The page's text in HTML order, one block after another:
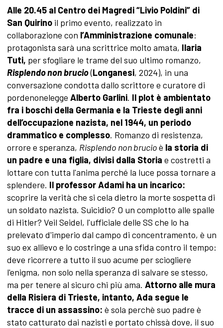
Alle 20.45 al Centro dei Magredi “Livio Poldini” di
San Quirino il primo evento, realizzato in
collaborazione con l’Amministrazione comunale:
protagonista sarà una scrittrice molto amata, Ilaria
Tuti, per sfogliare le trame del suo ultimo romanzo,
Risplendo non brucio(Longanesi, 2024), in una
conversazione condotta dallo scrittore e curatore di
pordenonelegge Alberto Garlini. Il plot è ambientato
fra i boschi della Germania e la Trieste degli anni
dell’occupazione nazista, nel 1944, un periodo
drammatico e complesso. Romanzo di resistenza,
orrore e speranza, Risplendo non brucioè la storia di
un padre e una figlia, divisi dalla Storia e costretti a
lottare con tutta l'anima perché la luce possa tornare a
splendere. Il professor Adami ha un incarico:
scoprire la verità che si cela dietro la morte sospetta di
un soldato nazista. Suicidio? O un complotto alle spalle
di Hitler? Veil Seidel, l'ufficiale delle SS che lo ha
prelevato d'imperio dal campo di concentramento, è un
suo ex allievo e lo costringe a una sfida contro il tempo:
deve ricorrere a tutto il suo acume per sciogliere
l'enigma, non solo nella speranza di salvare se stesso,
ma per tenere al sicuro chi più ama. Attorno alle mura
della Risiera di Trieste, intanto, Ada segue le
tracce di un assassino: è sola perchè suo padre è
stato catturato dai nazisti e portato chissà dove, il suo